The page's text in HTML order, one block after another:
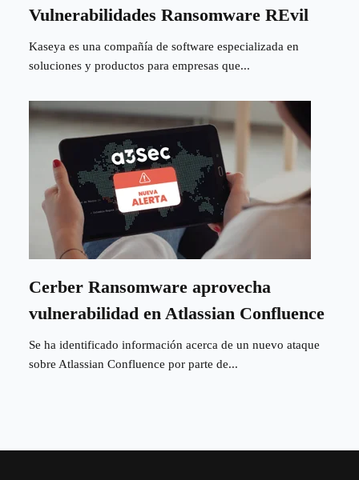
Vulnerabilidades Ransomware REvil
Kaseya es una compañía de software especializada en
soluciones y productos para empresas que...
Cerber Ransomware aprovecha
vulnerabilidad en Atlassian Confluence
Se ha identificado información acerca de un nuevo ataque
sobre Atlassian Confluence por parte de...